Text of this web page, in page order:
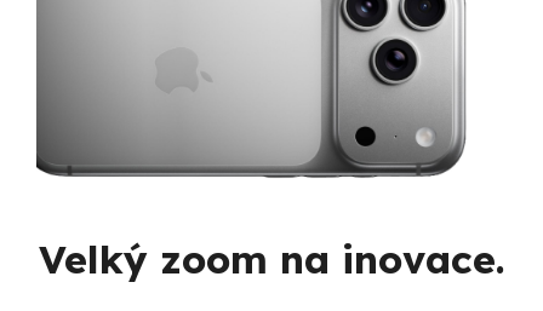
Velký zoom na inovace.